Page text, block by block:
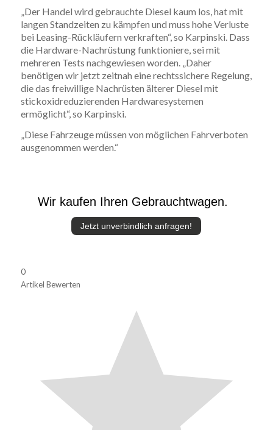
„Der Handel wird gebrauchte Diesel kaum los, hat mit
langen Standzeiten zu kämpfen und muss hohe Verluste
bei Leasing-Rückläufern verkraften“, so Karpinski. Dass
die Hardware-Nachrüstung funktioniere, sei mit
mehreren Tests nachgewiesen worden. „Daher
benötigen wir jetzt zeitnah eine rechtssichere Regelung,
die das freiwillige Nachrüsten älterer Diesel mit
stickoxidreduzierenden Hardwaresystemen
ermöglicht“, so Karpinski.
„Diese Fahrzeuge müssen von möglichen Fahrverboten
ausgenommen werden.“
Wir kaufen Ihren Gebrauchtwagen.
Jetzt unverbindlich anfragen!
0
Artikel Bewerten